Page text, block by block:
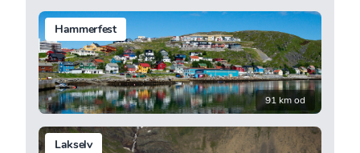
Hammerfest
91 km od
Lakselv